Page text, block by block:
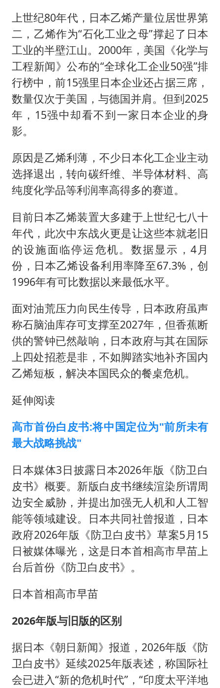
上世纪80年代，日本乙烯产量位居世界第
二，乙烯作为“石化工业之母”撑起了日本
工业的半壁江山。2000年，美国《化学与
工程新闻》公布的“全球化工企业50强”排
行榜中，前15强里日本企业还占据三席，
数量仅次于美国，与德国并肩。但到2025
年，15强中却看不到一家日本企业的身
影。
原因是乙烯利薄，不少日本化工企业主动
选择退出，转向碳纤维、半导体材料、高
纯度化学品等利润率高得多的赛道。
目前日本乙烯装置大多建于上世纪七八十
年代，此次中东战火更是让这些本就老旧
的设施面临停运危机。数据显示，4月
份，日本乙烯设备利用率降至67.3%，创
1996年有可比数据以来最低水平。
面对油荒压力向民生传导，日本政府虽声
称石脑油库存可支撑至2027年，但香蕉断
供的警钟已然敲响，日本政府与其在国际
上四处招惹是非，不如脚踏实地补齐国内
乙烯短板，解决本国民众的餐桌危机。
延伸阅读
高市首份白皮书:将中国定位为"前所未有
最大战略挑战"
日本媒体3日披露日本2026年版《防卫白
皮书》概要。新版白皮书继续渲染所谓周
边安全威胁，并提出加强无人机和人工智
能等领域建设。日本共同社曾报道，日本
政府2026年版《防卫白皮书》草案5月15
日被媒体曝光，这是日本首相高市早苗上
台后首份《防卫白皮书》。
日本首相高市早苗
2026年版与旧版的区别
据日本《朝日新闻》报道，2026年版《防
卫白皮书》延续2025年版表述，称国际社
会已进入“新的危机时代”，“印度太平洋地